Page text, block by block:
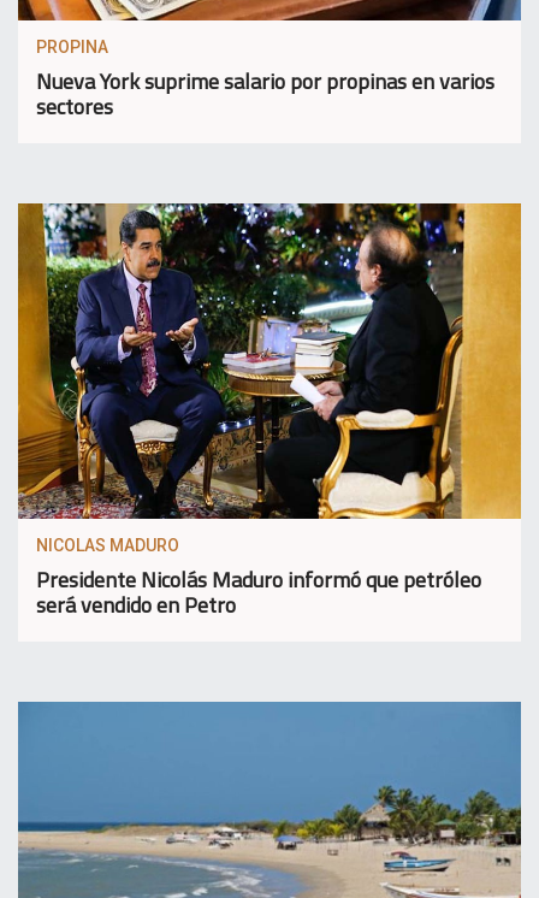
PROPINA
Nueva York suprime salario por propinas en varios
sectores
NICOLAS MADURO
Presidente Nicolás Maduro informó que petróleo
será vendido en Petro